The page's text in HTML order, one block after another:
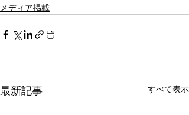
メディア掲載
最新記事 すべて表示